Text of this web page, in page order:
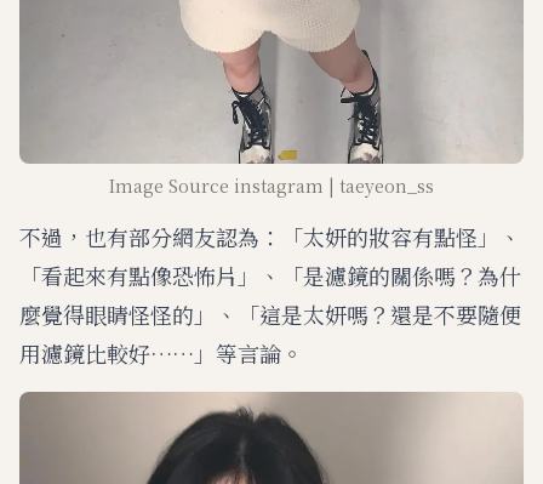
Image Source instagram | taeyeon_ss
不過，也有部分網友認為：「太妍的妝容有點怪」、
「看起來有點像恐怖片」、「是濾鏡的關係嗎？為什
麼覺得眼睛怪怪的」、「這是太妍嗎？還是不要隨便
用濾鏡比較好……」等言論。